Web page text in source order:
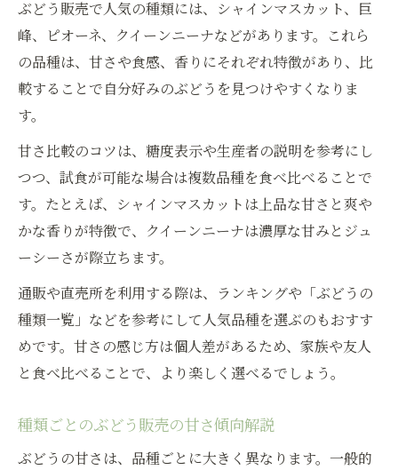
ぶどう販売で人気の種類には、シャインマスカット、巨
峰、ピオーネ、クイーンニーナなどがあります。これら
の品種は、甘さや食感、香りにそれぞれ特徴があり、比
較することで自分好みのぶどうを見つけやすくなりま
す。
甘さ比較のコツは、糖度表示や生産者の説明を参考にし
つつ、試食が可能な場合は複数品種を食べ比べることで
す。たとえば、シャインマスカットは上品な甘さと爽や
かな香りが特徴で、クイーンニーナは濃厚な甘みとジュ
ーシーさが際立ちます。
通販や直売所を利用する際は、ランキングや「ぶどうの
種類一覧」などを参考にして人気品種を選ぶのもおすす
めです。甘さの感じ方は個人差があるため、家族や友人
と食べ比べることで、より楽しく選べるでしょう。
種類ごとのぶどう販売の甘さ傾向解説
ぶどうの甘さは、品種ごとに大きく異なります。一般的